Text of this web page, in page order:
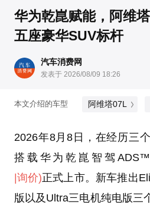
华为乾崑赋能，阿维
五座豪华SUV标杆
汽车消费网
发表于 2026/08/09 18:26
本文介绍的车型 阿维塔07L
2026年8月8日，在经历三
搭载华为乾崑智驾
|询价)正式上市。新车推出
版以及Ultra三电机纯电版三